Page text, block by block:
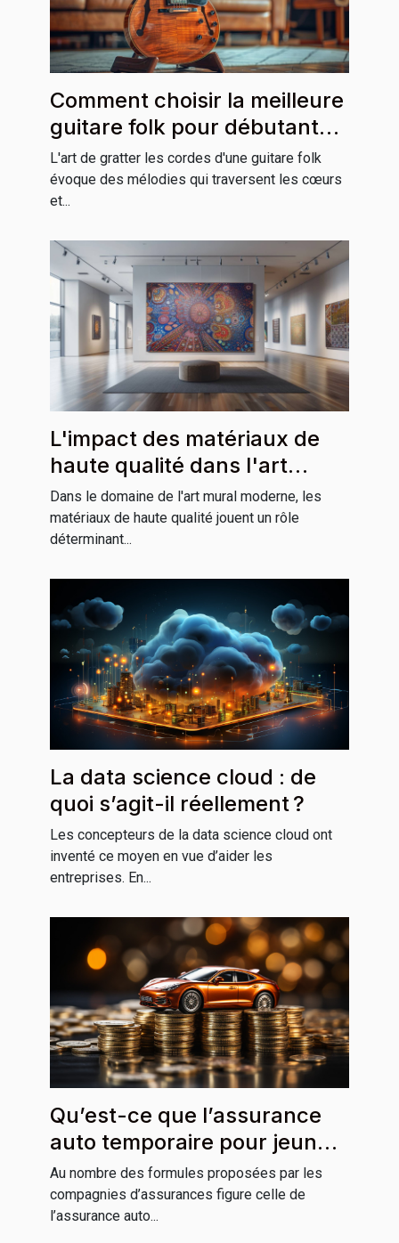
Comment choisir la meilleure
guitare folk pour débutants
et professionnels
L'art de gratter les cordes d'une guitare folk
évoque des mélodies qui traversent les cœurs
et...
L'impact des matériaux de
haute qualité dans l'art
mural moderne
Dans le domaine de l'art mural moderne, les
matériaux de haute qualité jouent un rôle
déterminant...
La data science cloud : de
quoi s’agit-il réellement ?
Les concepteurs de la data science cloud ont
inventé ce moyen en vue d’aider les
entreprises. En...
Qu’est-ce que l’assurance
auto temporaire pour jeune
conducteur ?
Au nombre des formules proposées par les
compagnies d’assurances figure celle de
l’assurance auto...